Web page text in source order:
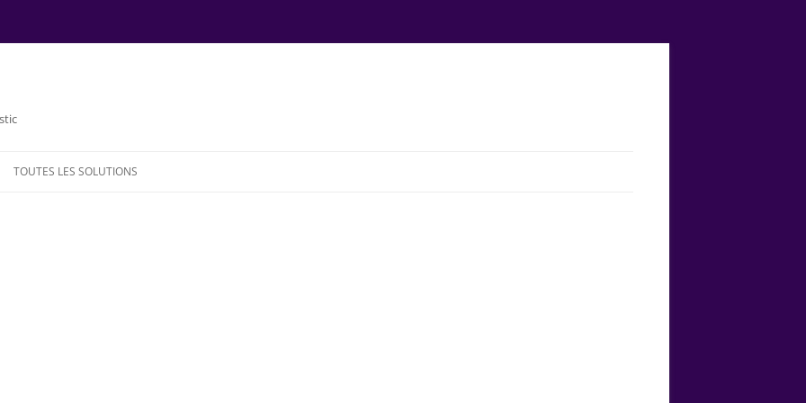
TOUTES LES SOLUTIONS